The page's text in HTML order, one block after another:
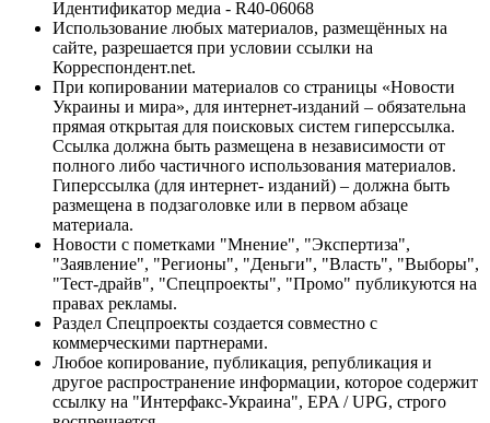
Идентификатор медиа - R40-06068
Использование любых материалов, размещённых на
сайте, разрешается при условии ссылки на
Корреспондент.net.
При копировании материалов со страницы «Новости
Украины и мира», для интернет-изданий – обязательна
прямая открытая для поисковых систем гиперссылка.
Ссылка должна быть размещена в независимости от
полного либо частичного использования материалов.
Гиперссылка (для интернет- изданий) – должна быть
размещена в подзаголовке или в первом абзаце
материала.
Новости с пометками "Мнение", "Экспертиза",
"Заявление", "Регионы", "Деньги", "Власть", "Выборы",
"Тест-драйв", "Спецпроекты", "Промо" публикуются на
правах рекламы.
Раздел Спецпроекты создается совместно с
коммерческими партнерами.
Любое копирование, публикация, републикация и
другое распространение информации, которое содержит
ссылку на "Интерфакс-Украина", EPA / UPG, строго